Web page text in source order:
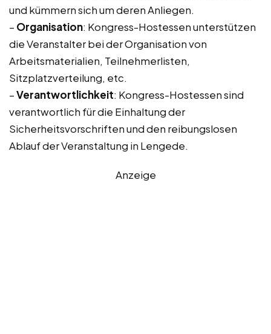
und kümmern sich um deren Anliegen.
– Organisation: Kongress-Hostessen unterstützen
die Veranstalter bei der Organisation von
Arbeitsmaterialien, Teilnehmerlisten,
Sitzplatzverteilung, etc.
–Verantwortlichkeit: Kongress-Hostessen sind
verantwortlich für die Einhaltung der
Sicherheitsvorschriften und den reibungslosen
Ablauf der Veranstaltung in Lengede.
Anzeige